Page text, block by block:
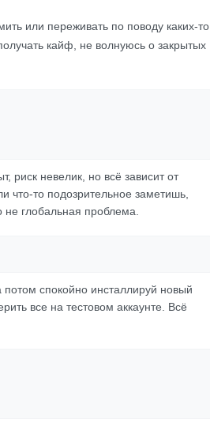
или переживать по поводу каких-то
кайф, не волнуюсь о закрытых
риск невелик, но всё зависит от
что-то подозрительное заметишь,
не глобальная проблема.
спокойно инсталлируй новый
все на тестовом аккаунте. Всё